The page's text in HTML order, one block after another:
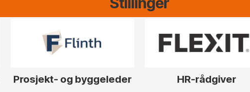
Prosjekt- og byggeleder HR-rådgiver